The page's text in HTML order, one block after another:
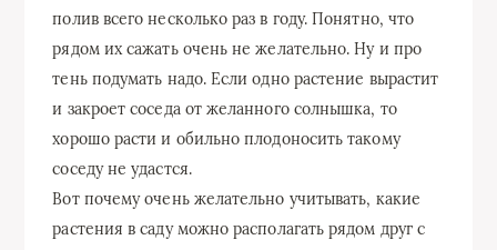
полив всего несколько раз в году. Понятно, что
рядом их сажать очень не желательно. Ну и про
тень подумать надо. Если одно растение вырастит
и закроет соседа от желанного солнышка, то
хорошо расти и обильно плодоносить такому
соседу не удастся.
Вот почему очень желательно учитывать, какие
растения в саду можно располагать рядом друг с